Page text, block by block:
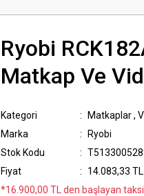
Ryobi
Matkap Ve
Kategori Matkaplar,
Marka
Ryobi
Stok Kodu
Fiyat
14.083,33
*16.900,00 TL den başlayan